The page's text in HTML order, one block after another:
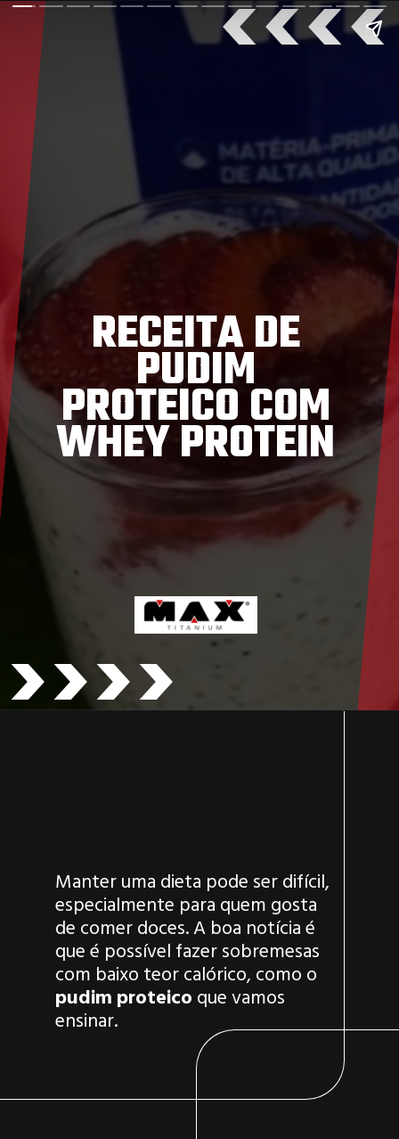
RECEITA DE
PUDIM
PROTEICO COM
WHEY PROTEIN
>>>>
>>>>
Manter uma dieta pode ser difícil,
especialmente para quem gosta
de comer doces. A boa notícia é
que é possível fazer sobremesas
com baixo teor calórico, como o
que vamos